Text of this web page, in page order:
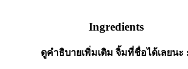
Ingredients
ดูคำธิบายเพิ่มเติม จิ้มที่ชื่อได้เลยนะ